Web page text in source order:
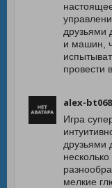
друзьями
и машин,
провести
alex-
Игра
друзьями
мелкие